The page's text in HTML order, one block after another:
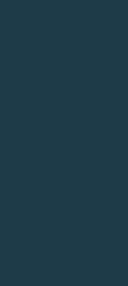
von
die
Ihre
anderen, in
in
Sie
nach
auch die
und
Venus in
die